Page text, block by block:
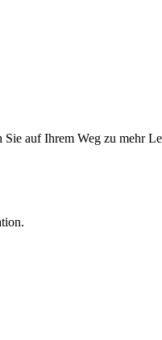
auf Ihrem Weg zu mehr